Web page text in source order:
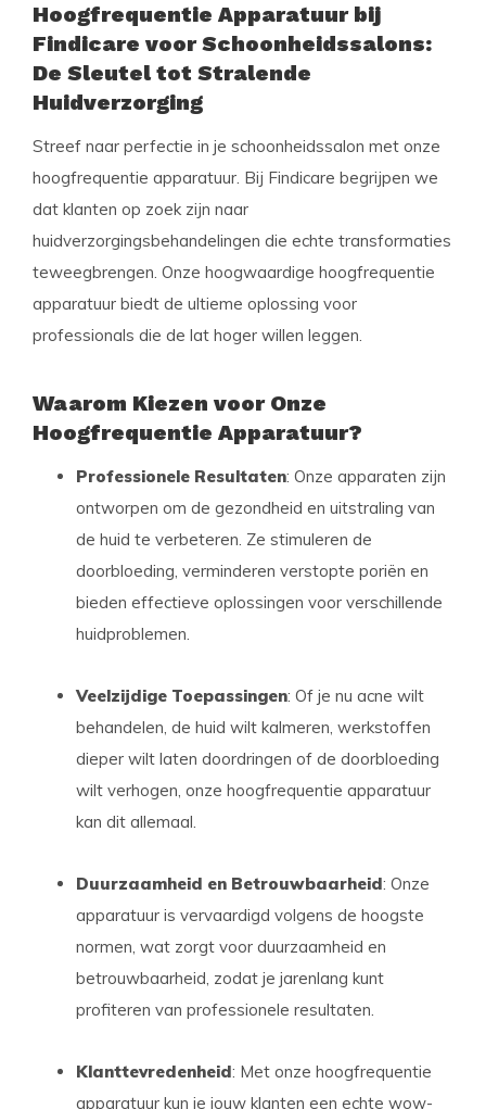
Hoogfrequentie Apparatuur bij
Findicare voor Schoonheidssalons:
De Sleutel tot Stralende
Huidverzorging
Streef naar perfectie in je schoonheidssalon met onze
hoogfrequentie apparatuur. Bij Findicare begrijpen we
dat klanten op zoek zijn naar
huidverzorgingsbehandelingen die echte transformaties
teweegbrengen. Onze hoogwaardige hoogfrequentie
apparatuur biedt de ultieme oplossing voor
professionals die de lat hoger willen leggen.
Waarom Kiezen voor Onze
Hoogfrequentie Apparatuur?
Professionele Resultaten: Onze apparaten zijn
ontworpen om de gezondheid en uitstraling van
de huid te verbeteren. Ze stimuleren de
doorbloeding, verminderen verstopte poriën en
bieden effectieve oplossingen voor verschillende
huidproblemen.
Veelzijdige Toepassingen: Of je nu acne wilt
behandelen, de huid wilt kalmeren, werkstoffen
dieper wilt laten doordringen of de doorbloeding
wilt verhogen, onze hoogfrequentie apparatuur
kan dit allemaal.
Duurzaamheid en Betrouwbaarheid: Onze
apparatuur is vervaardigd volgens de hoogste
normen, wat zorgt voor duurzaamheid en
betrouwbaarheid, zodat je jarenlang kunt
profiteren van professionele resultaten.
Klanttevredenheid: Met onze hoogfrequentie
apparatuur kun je jouw klanten een echte wow-